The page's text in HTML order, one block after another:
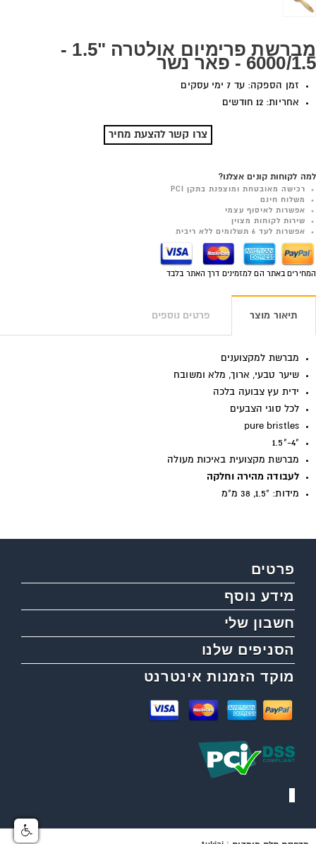
מברשת פרימיום אולטרה "1.5 -
6000/1.5 - פאר נשר
זמן הספקה: עד 7 ימי עסקים
אחריות: 12 חודשים
צרו קשר להצעת מחיר
למה לקוחות קונים אצלנו?
רכישה מאובטחת ומוצפנת בתקן PCI
משלוח חינם
אפשרות לאיסוף עצמי
שירות לקוחות מצוין
אפשרות לעד 6 תשלומים ללא ריבית
המחירים באתר הם למזמינים דרך האתר בלבד
תיאור מוצר פרטים נוספים
מברשת למקצוענים
שיער טבעי, ארוך, מלא ומשובח
ידית עץ צבועה בלכה
לכל סוגי הצבעים
pure bristles
"4-"1.5
מברשת מקצועית באיכות מעולה
לעבודה מהירה וחלקה
מידות: "1.5, 38 מ"מ
פרטים
מידע נוסף
חשבון שלי
הסניפים שלנו
מוקד הזמנות אינטרנט